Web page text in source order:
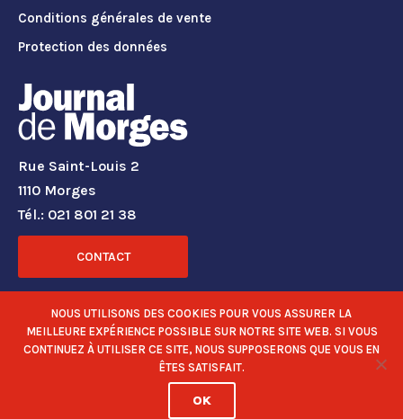
Conditions générales de vente
Protection des données
Rue Saint-Louis 2
1110 Morges
Tél.: 021 801 21 38
CONTACT
RÉSEAUX SOCIAUX
NOUS UTILISONS DES COOKIES POUR VOUS ASSURER LA
MEILLEURE EXPÉRIENCE POSSIBLE SUR NOTRE SITE WEB. SI VOUS
CONTINUEZ À UTILISER CE SITE, NOUS SUPPOSERONS QUE VOUS EN
ÊTES SATISFAIT.
OK